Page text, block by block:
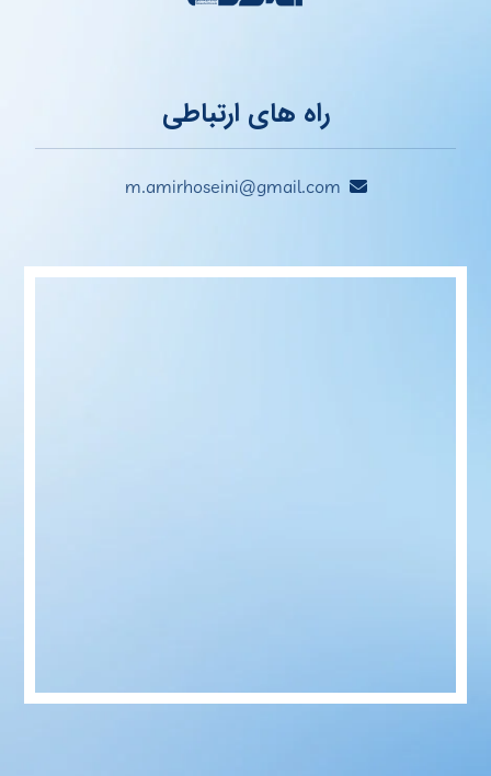
راه های ارتباطی
m.amirhoseini@gmail.com